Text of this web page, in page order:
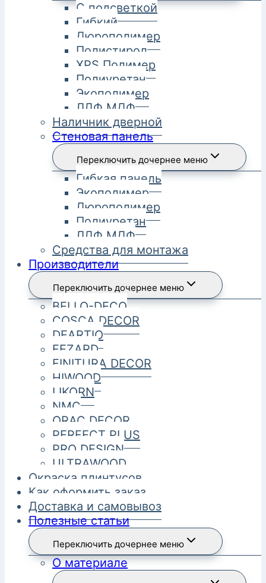
С подсветкой
Гибкий
Дюрополимер
Полистирол
XPS Полимер
Полиуретан
Экополимер
ЛДФ МДФ
Наличник дверной
Стеновая панель
Переключить дочернее меню
Гибкая панель
Экополимер
Дюрополимер
Полиуретан
ЛДФ МДФ
Средства для монтажа
Производители
Переключить дочернее меню
BELLO-DECO
COSCA DECOR
DEARTIO
FEZARD
FINITURA DECOR
HIWOOD
LIKORN
NMC
ORAC DECOR
PERFECT PLUS
PRO DESIGN
ULTRAWOOD
Окраска плинтусов
Как оформить заказ
Доставка и самовывоз
Полезные статьи
Переключить дочернее меню
О материале